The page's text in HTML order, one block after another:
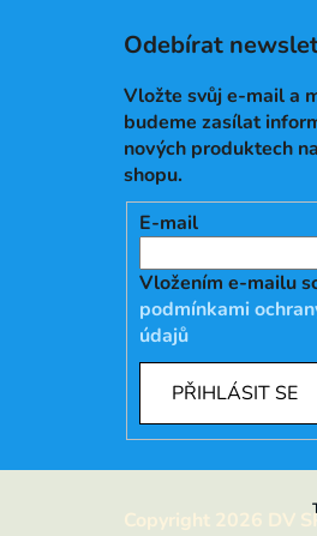
Odebírat
Vložte svůj e-mail a
budeme zasílat
nových produktech
shopu.
E-mail
Vložením e-mailu
podmínkami
údajů
PŘIHLÁSIT SE
Copyright 2026 DV